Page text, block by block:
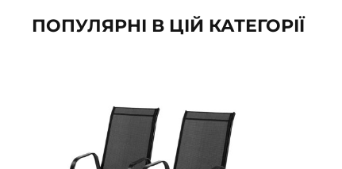
ПОПУЛЯРНІ В ЦІЙ КАТЕГОРІЇ